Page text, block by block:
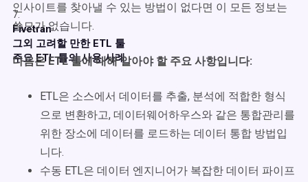
7.
Fivetran
그외 고려할 만한 ETL 툴
주요 ETL 툴의 사용 사례
인사이트를 찾아낼 수 있는 방법이 없다면 이 모든 정보는
쓸모가 없습니다.
다음은 ETL 툴에 대해 알아야 할 주요 사항입니다:
ETL은 소스에서 데이터를 추출, 분석에 적합한 형식
으로 변환하고, 데이터웨어하우스와 같은 통합관리를
위한 장소에 데이터를 로드하는 데이터 통합 방법입
니다.
수동 ETL은 데이터 엔지니어가 복잡한 데이터 파이프